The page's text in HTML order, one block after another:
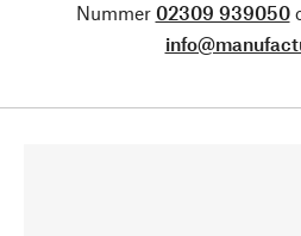
Nummer 02309 939050